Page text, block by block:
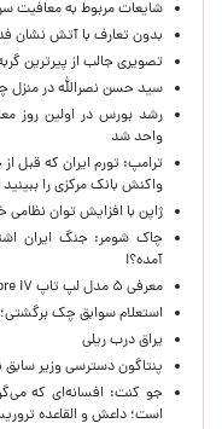
شایعات مربوط به معافیت
بدون تعارف با آتش نشان
تصویری جالب از پیرترین گربه دنیا
سید حسن نصرالله در منزل
واحد شد
واکنش بانک مرکزی را ببینید
ژاپن با افزایش توان
چاک شومر: جنگ ایران
آمده؟!
معرفی ۵ مدل لپ تاپ Core i۷ زیر ۲۰۰ میلیون تومان
استعلام سوابق چک
یراق درب ریلی
پنتاگون دسترسی وزیر سابق
جو کنت: افسانه‌ای که
است؛ داعش و القاعده